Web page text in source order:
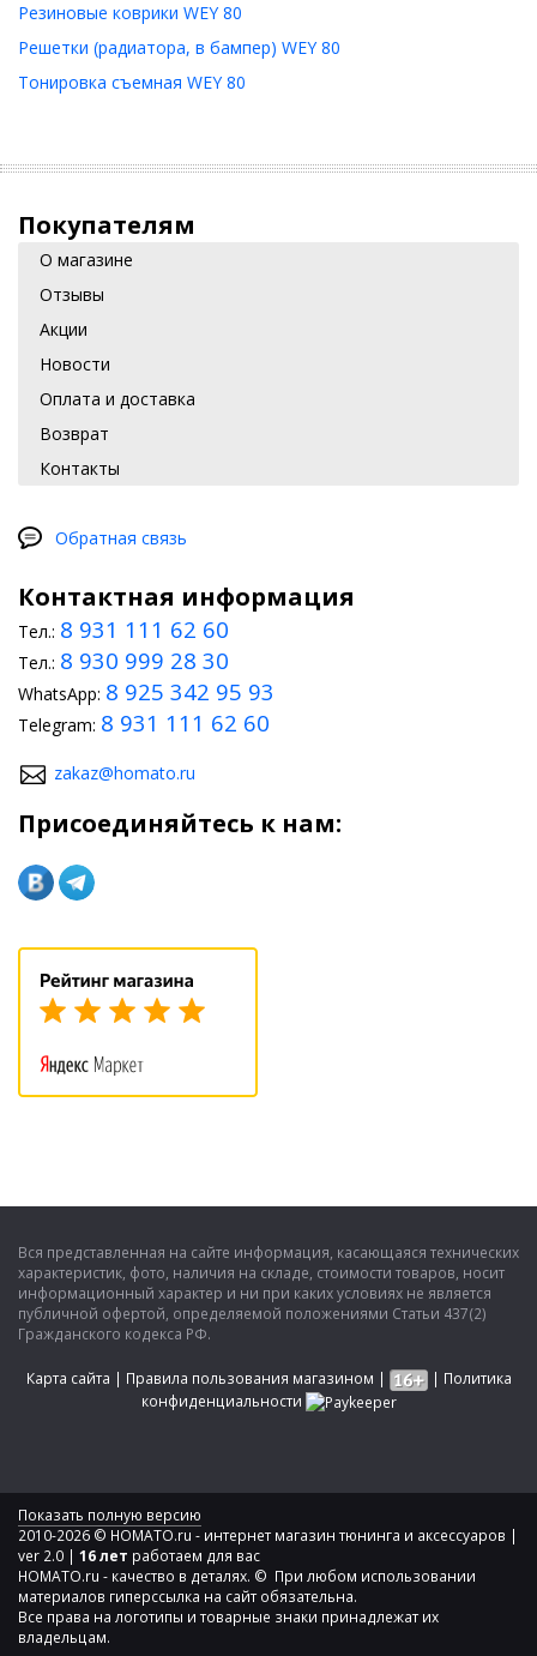
Резиновые коврики WEY 80
Решетки (радиатора, в бампер) WEY 80
Тонировка съемная WEY 80
Покупателям
О магазине
Отзывы
Акции
Новости
Оплата и доставка
Возврат
Контакты
Обратная связь
Контактная информация
Тел.: 8 931 111 62 60
Тел.: 8 930 999 28 30
WhatsApp: 8 925 342 95 93
Telegram: 8 931 111 62 60
zakaz@homato.ru
Присоединяйтесь к нам:
Вся представленная на сайте информация, касающаяся технических
характеристик, фото, наличия на складе, стоимости товаров, носит
информационный характер и ни при каких условиях не является
публичной офертой, определяемой положениями Статьи 437(2)
Гражданского кодекса РФ.
Карта сайта | Правила пользования магазином | | Политика
конфиденциальности
Показать полную версию
2010-2026 © HOMATO.ru - интернет магазин тюнинга и аксессуаров |
ver 2.0 | 16 лет работаем для вас
HOMATO.ru - качество в деталях. © При любом использовании
материалов гиперссылка на сайт обязательна.
Все права на логотипы и товарные знаки принадлежат их
владельцам.